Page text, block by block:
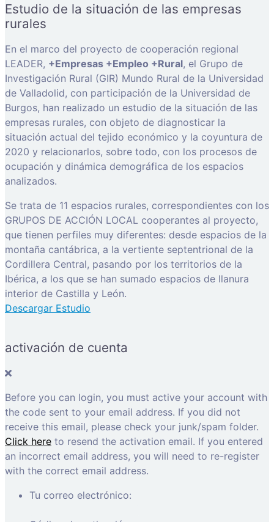
Estudio de la situación de las empresas
rurales
En el marco del proyecto de cooperación regional
LEADER, +Empresas +Empleo +Rural, el Grupo de
Investigación Rural (GIR) Mundo Rural de la Universidad
de Valladolid, con participación de la Universidad de
Burgos, han realizado un estudio de la situación de las
empresas rurales, con objeto de diagnosticar la
situación actual del tejido económico y la coyuntura de
2020 y relacionarlos, sobre todo, con los procesos de
ocupación y dinámica demográfica de los espacios
analizados.
Se trata de 11 espacios rurales, correspondientes con los
GRUPOS DE ACCIÓN LOCAL cooperantes al proyecto,
que tienen perfiles muy diferentes: desde espacios de la
montaña cantábrica, a la vertiente septentrional de la
Cordillera Central, pasando por los territorios de la
Ibérica, a los que se han sumado espacios de llanura
interior de Castilla y León.
Descargar Estudio
activación de cuenta
Before you can login, you must active your account with
the code sent to your email address. If you did not
receive this email, please check your junk/spam folder.
Click here to resend the activation email. If you entered
an incorrect email address, you will need to re-register
with the correct email address.
Tu correo electrónico: